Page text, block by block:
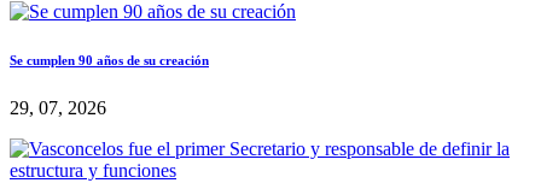
Se cumplen 90 años de su creación
29, 07, 2026